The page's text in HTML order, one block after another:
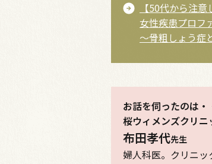
【50代から注意
女性疾患プロフ
〜骨粗しょう症
お話を伺ったのは・
桜ウィメンズクリニ
布田孝代先生
婦人科医。クリニ